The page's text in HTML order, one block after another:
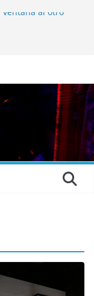
ventana al otro
menú musical